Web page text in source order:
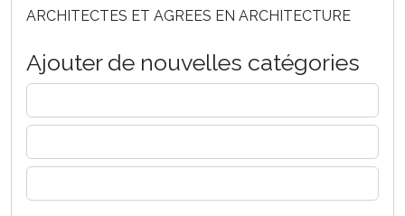
ARCHITECTES ET AGREES EN ARCHITECTURE
Ajouter de nouvelles catégories